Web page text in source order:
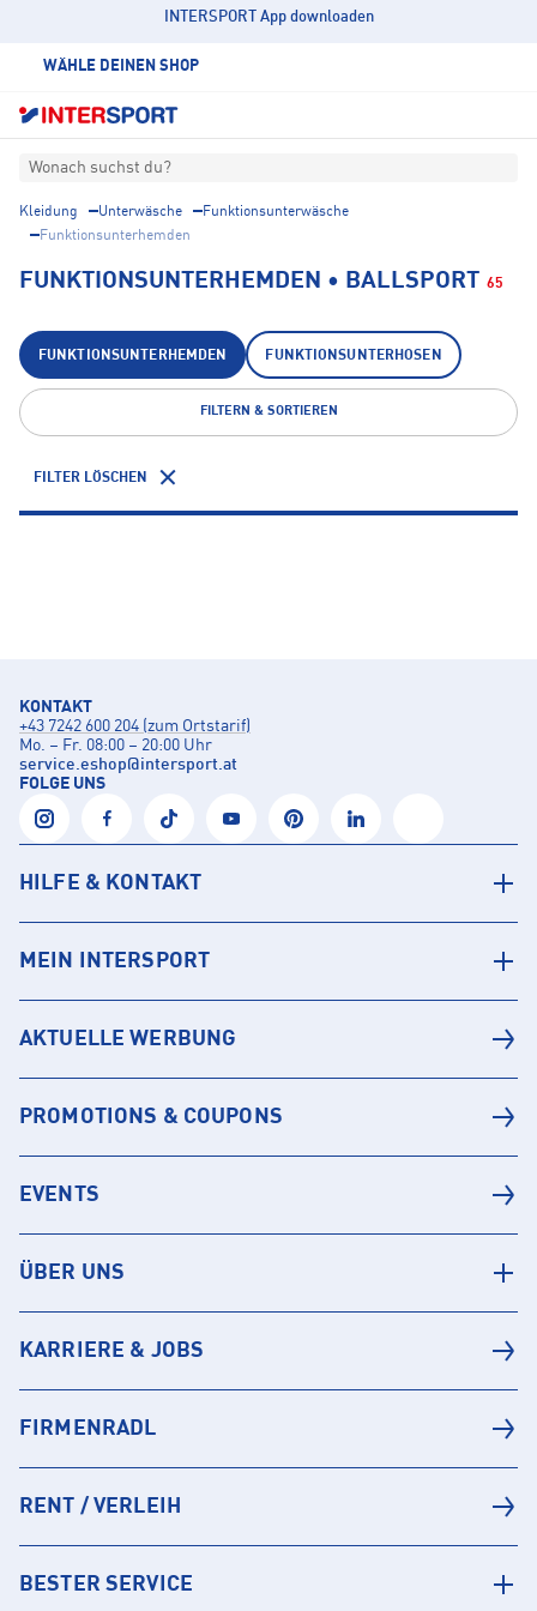
INTERSPORT App downloaden
WÄHLE DEINEN SHOP
Wonach suchst du?
Kleidung Unterwäsche
Funktionsunterwäsche
Funktionsunterhemden
FUNKTIONSUNTERHEMDEN • BALLSPORT 65
FUNKTIONSUNTERHEMDEN FUNKTIONSUNTERHOSEN
FILTERN & SORTIEREN
FILTER LÖSCHEN
KONTAKT
+43 7242 600 204 (zum Ortstarif)
Mo. – Fr. 08:00 – 20:00 Uhr
service.eshop@intersport.at
FOLGE UNS
HILFE & KONTAKT
MEIN INTERSPORT
AKTUELLE WERBUNG
PROMOTIONS & COUPONS
EVENTS
ÜBER UNS
KARRIERE & JOBS
FIRMENRADL
RENT / VERLEIH
BESTER SERVICE